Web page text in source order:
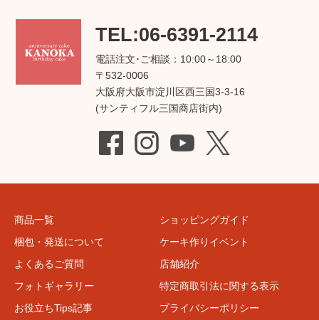
TEL:06-6391-2114
電話注文･ご相談：10:00～18:00
〒532-0006
大阪府大阪市淀川区西三国3-3-16
(サンティフル三国商店街内)
商品一覧
梱包・発送について
よくあるご質問
フォトギャラリー
お役立ちTips記事
ショッピングガイド
ケーキ作りイベント
店舗紹介
特定商取引法に関する表示
プライバシーポリシー